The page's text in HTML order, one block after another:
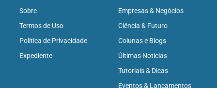
Sobre
Termos de Uso
Política de Privacidade
Expediente
Empresas & Negócios
Ciência & Futuro
Colunas e Blogs
Últimas Notícias
Tutoriais & Dicas
Eventos & Lançamentos